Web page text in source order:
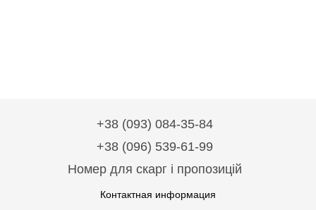
+38 (093) 084-35-84
+38 (096) 539-61-99
Номер для скарг і пропозицій
Контактная информация